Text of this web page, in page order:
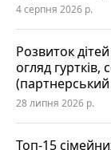
4 серпня 2026 р.
Розвиток
огляд гуртків,
28 липня 2026 р.
Топ-15